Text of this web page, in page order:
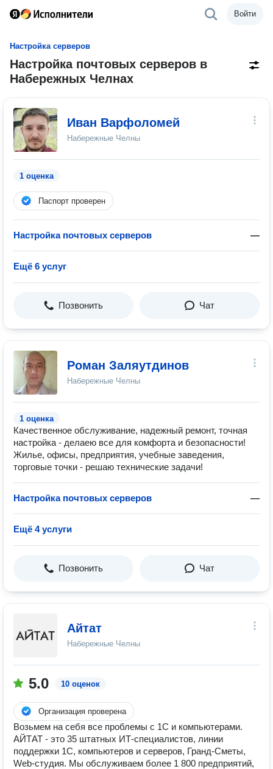
Войти
Настройка серверов
Настройка почтовых серверов в
Набережных Челнах
Иван Варфоломей
Набережные Челны
1 оценка
Паспорт проверен
Настройка почтовых серверов —
Ещё 6 услуг
Позвонить Чат
Роман Заляутдинов
Набережные Челны
1 оценка
Качественное обслуживание, надежный ремонт, точная
настройка - делаею все для комфорта и безопасности!
Жилье, офисы, предприятия, учебные заведения,
торговые точки - решаю технические задачи!
Настройка почтовых серверов —
Ещё 4 услуги
Позвонить Чат
Айтат
Набережные Челны
5.0 10 оценок
Организация проверена
Возьмем на себя все проблемы с 1С и компьютерами.
АЙТАТ - это 35 штатных ИТ-специалистов, линии
поддержки 1С, компьютеров и серверов, Гранд-Сметы,
Web-студия. Мы обслуживаем более 1 800 предприятий,